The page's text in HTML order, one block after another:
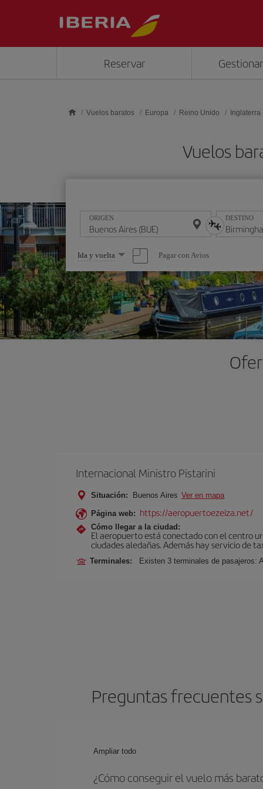
Reservar
Vuelos baratos Europa Reino Unido Inglaterra
Vuelos
ORIGEN DESTINO
Seleccione
una
opción
Ida y vuelta Pagar con Avios
Internacional Ministro Pistarini
Situación: Buenos Aires Ver en mapa
Página web: https://aeropuertoezeiza.net/
Cómo llegar a la ciudad:
El aeropuerto está conectado con el centro
ciudades aledañas. Además hay servicio de
Terminales: Existen 3 terminales de pasajeros:
Preguntas frecuentes
Ampliar todo
¿Cómo conseguir el vuelo más